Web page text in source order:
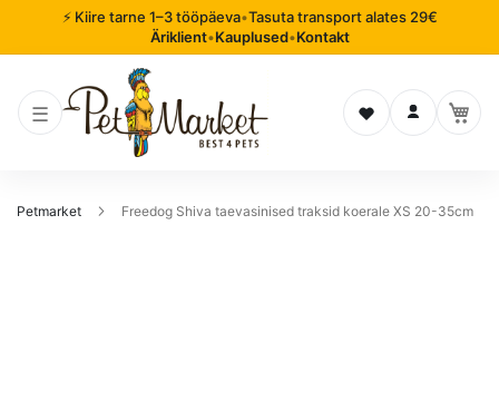
⚡ Kiire tarne 1–3 tööpäeva•Tasuta transport alates 29€
Äriklient•Kauplused•Kontakt
Soovinimekiri
Logi sisse
Petmarket Freedog Shiva taevasinised traksid koerale XS 20-35cm